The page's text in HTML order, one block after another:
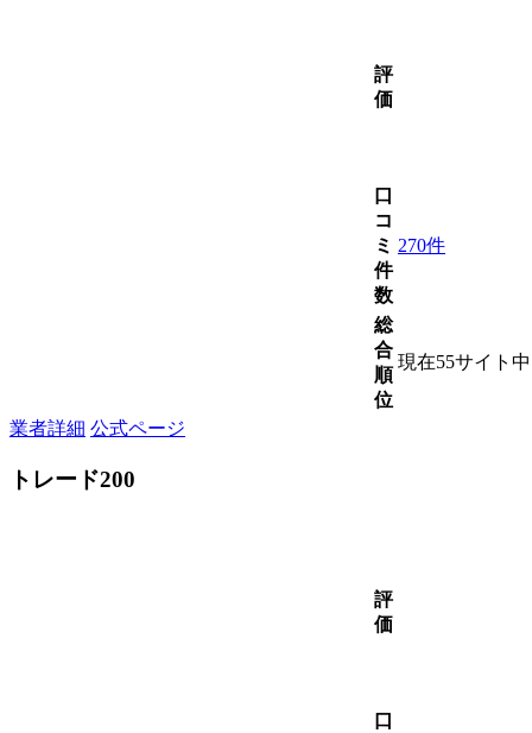
評
価
口
コ
ミ
件
数
270件
総
合
順
位
現在55サイト
業者詳細 公式ページ
トレード200
評
価
口